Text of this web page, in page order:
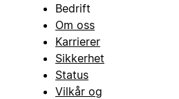
Bedrift
Om oss
Karrierer
Sikkerhet
Status
Vilkår og